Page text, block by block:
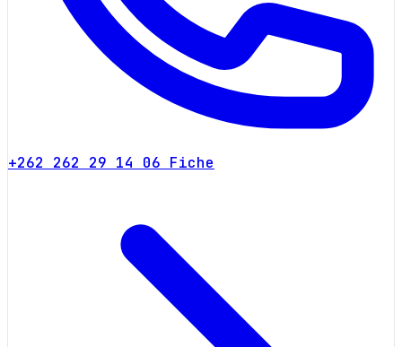
+262 262 29 14 06 Fiche